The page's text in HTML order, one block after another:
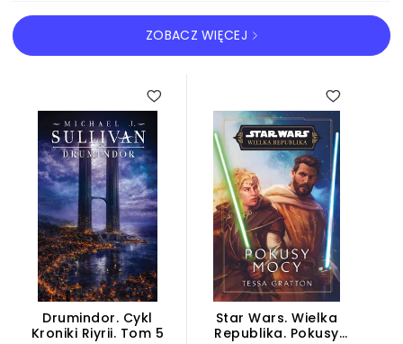
KSIĄŻKI
ZOBACZ WIĘCEJ
Drumindor. Cykl
Kroniki Riyrii. Tom 5
Star Wars. Wielka
Republika. Pokusy